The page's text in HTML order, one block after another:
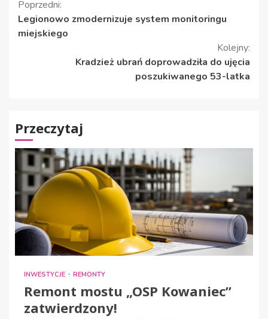
Kontynuuj
czytanie
Poprzedni:
Legionowo zmodernizuje system monitoringu
miejskiego
Kolejny:
Kradzież ubrań doprowadziła do ujęcia
poszukiwanego 53-latka
Przeczytaj
INWESTYCJE REMONTY
Remont mostu „OSP Kowaniec”
zatwierdzony!